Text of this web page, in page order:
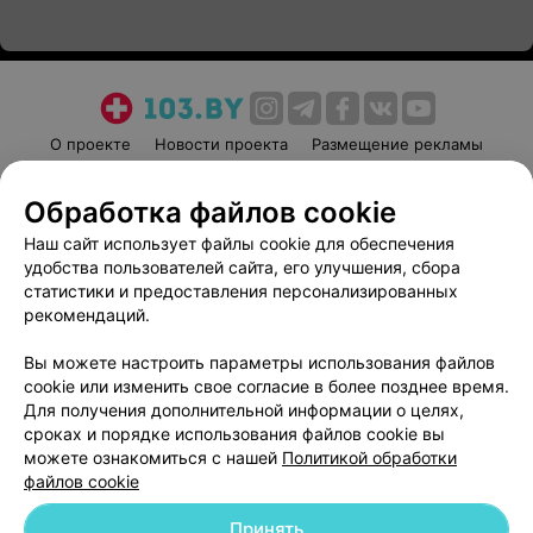
О проекте Новости проекта
Размещение рекламы
Пользовательское соглашение
Способы оплаты
Вакансии
Партнеры
Написать руководителю 103.by
Обработка персональных данных
Обработка файлов cookie
Наш сайт использует файлы cookie для обеспечения
удобства пользователей сайта, его улучшения, сбора
статистики и предоставления персонализированных
рекомендаций.
Вы можете настроить параметры использования файлов
cookie или изменить свое согласие в более позднее время.
Для получения дополнительной информации о целях,
сроках и порядке использования файлов cookie вы
можете ознакомиться с нашей Политикой обработки
файлов cookie